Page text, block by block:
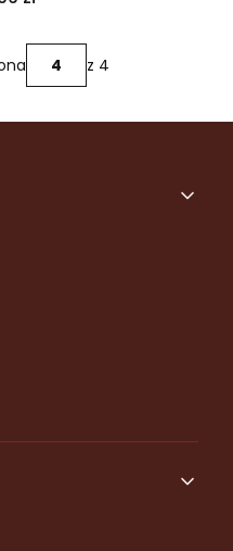
strony z produktami
z 4